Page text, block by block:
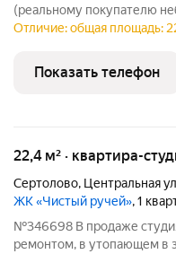
(реальному покупателю
БАЛКОНОМ и ОТДЕЛКОЙ
жилом комплексе VEREN
Отличие: общая площадь:
Показать телефон
22,4 м² · квартира-
Сертолово, Центральная
ЖК «Чистый ручей», 1
№346698 В продаже
ремонтом, в утопающем в